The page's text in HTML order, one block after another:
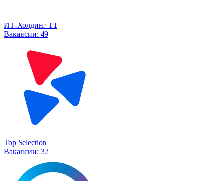
ИТ-Холдинг Т1
Вакансии: 49
Top Selection
Вакансии: 32